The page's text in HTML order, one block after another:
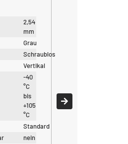
2,54
mm
Grau
Schraublos
Vertikal
-40
°C
bis
+105
°C
Standard
nein